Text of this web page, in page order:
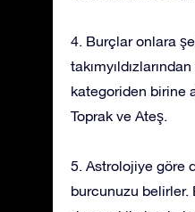
4. Burçlar onlara
kategoriden birine
Toprak ve Ateş.
5. Astrolojiye göre
burcunuzu belirler.